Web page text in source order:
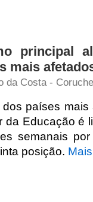
principal
mais
da Costa -
dos países
da Educação é
semanais
posição.